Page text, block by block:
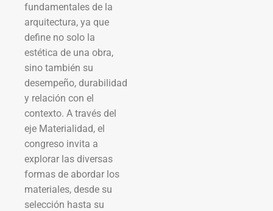
fundamentales de la
arquitectura, ya que
define no solo la
estética de una obra,
sino también su
desempeño, durabilidad
y relación con el
contexto. A través del
eje Materialidad, el
congreso invita a
explorar las diversas
formas de abordar los
materiales, desde su
selección hasta su